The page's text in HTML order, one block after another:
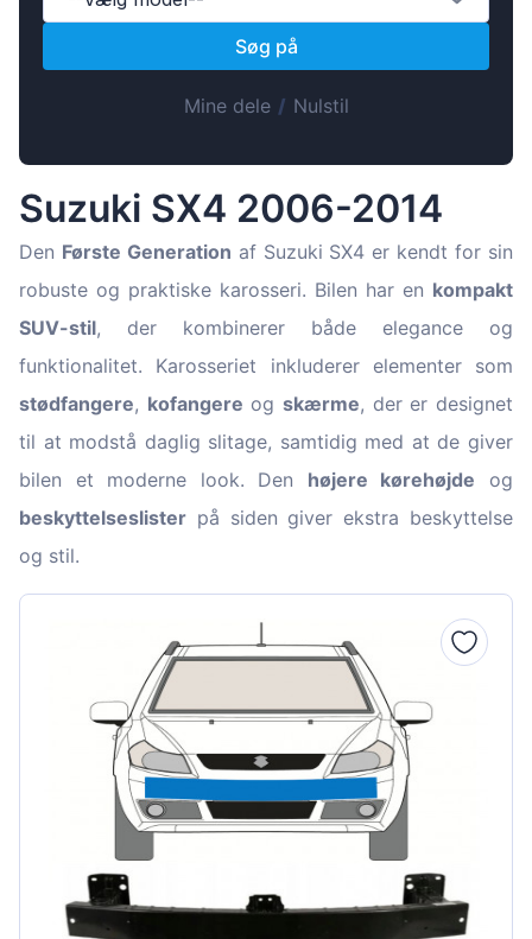
Lietuvių
Slovenian
Latvian
Slovenčina
Søg på
Mine dele/ Nulstil
Suzuki SX4 2006-2014
Den Første Generation af Suzuki SX4 er kendt for sin
robuste og praktiske karosseri. Bilen har en kompakt
SUV-stil, der kombinerer både elegance og
funktionalitet. Karosseriet inkluderer elementer som
stødfangere, kofangere ogskærme, der er designet
til at modstå daglig slitage, samtidig med at de giver
bilen et moderne look. Den højere kørehøjde og
beskyttelseslister på siden giver ekstra beskyttelse
og stil.